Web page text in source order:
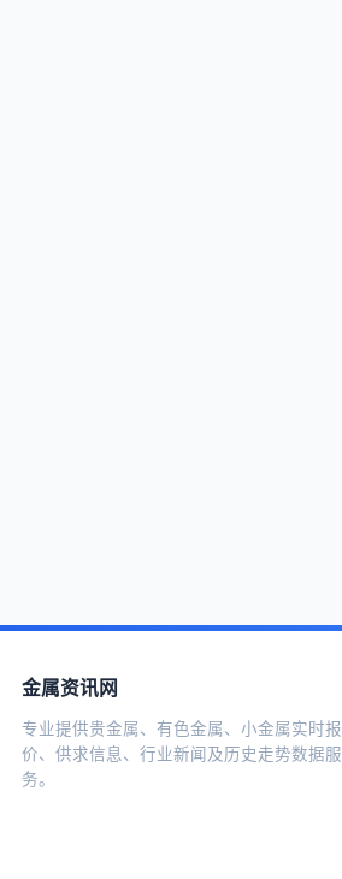
金属资讯网
专业提供贵金属、有色金属、小金属实时报
价、供求信息、行业新闻及历史走势数据服
务。